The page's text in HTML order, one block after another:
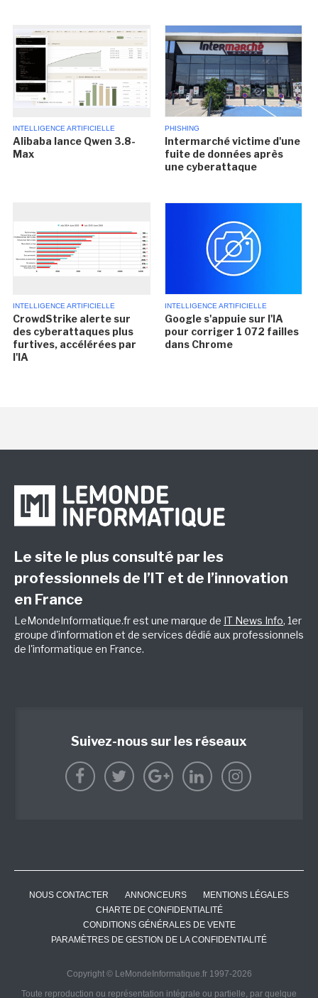
INTELLIGENCE ARTIFICIELLE
Alibaba lance Qwen 3.8-
Max
PHISHING
Intermarché victime d'une
fuite de données après
une cyberattaque
INTELLIGENCE ARTIFICIELLE
CrowdStrike alerte sur
des cyberattaques plus
furtives, accélérées par
l'IA
INTELLIGENCE ARTIFICIELLE
Google s'appuie sur l'IA
pour corriger 1 072 failles
dans Chrome
Le site le plus consulté par les
professionnels de l’IT et de l’innovation
en France
LeMondeInformatique.fr est une marque de IT News Info, 1er
groupe d'information et de services dédié aux professionnels
de l'informatique en France.
Suivez-nous sur les réseaux
NOUS CONTACTER ANNONCEURS
MENTIONS LÉGALES
CHARTE DE CONFIDENTIALITÉ
CONDITIONS GÉNÉRALES DE VENTE
PARAMÈTRES DE GESTION DE LA CONFIDENTIALITÉ
Copyright © LeMondeInformatique.fr 1997-2026
Toute reproduction ou représentation intégrale ou partielle, par quelque